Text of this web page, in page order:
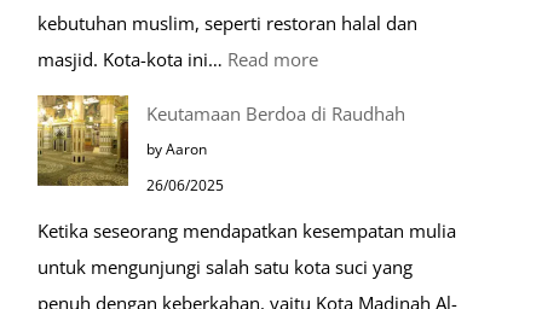
kebutuhan muslim, seperti restoran halal dan
masjid. Kota-kota ini… Read more:
di
Eropa
Keutamaan Berdoa di Raudhah
by Aaron
26/06/2025
Ketika seseorang mendapatkan kesempatan mulia
untuk mengunjungi salah satu kota suci yang
penuh dengan keberkahan, yaitu Kota Madinah Al-